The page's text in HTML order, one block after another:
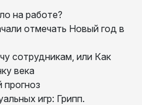
на работе?
отмечать Новый год в
сотрудникам, или Как
века
прогноз
игр: Грипп.